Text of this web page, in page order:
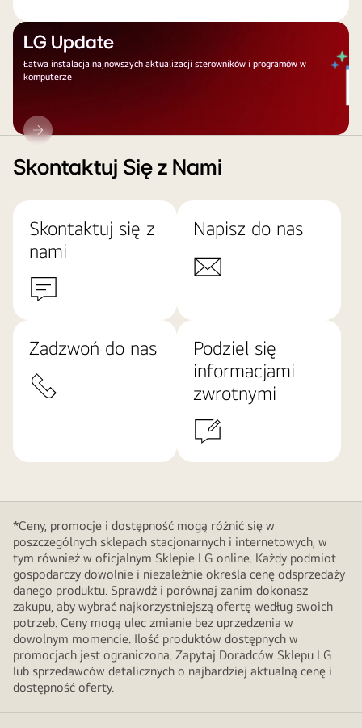
LG Update
Łatwa instalacja najnowszych aktualizacji sterowników i programów w
komputerze
LG
Update
Skontaktuj Się z Nami
Skontaktuj się z
nami
Napisz do nas
Zadzwoń do nas
Podziel się
informacjami
zwrotnymi
*Ceny, promocje i dostępność mogą różnić się w
poszczególnych sklepach stacjonarnych i internetowych, w
tym również w oficjalnym Sklepie LG online. Każdy podmiot
gospodarczy dowolnie i niezależnie określa cenę odsprzedaży
danego produktu. Sprawdź i porównaj zanim dokonasz
zakupu, aby wybrać najkorzystniejszą ofertę według swoich
potrzeb. Ceny mogą ulec zmianie bez uprzedzenia w
dowolnym momencie. Ilość produktów dostępnych w
promocjach jest ograniczona. Zapytaj Doradców Sklepu LG
lub sprzedawców detalicznych o najbardziej aktualną cenę i
dostępność oferty.